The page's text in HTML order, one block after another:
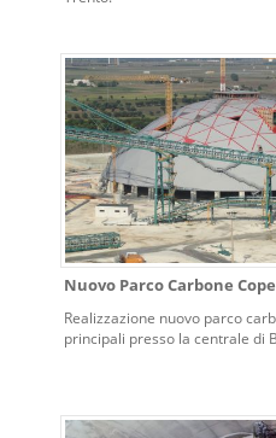
Nuovo Parco Carbone
Realizzazione nuovo parco
principali presso la centrale di